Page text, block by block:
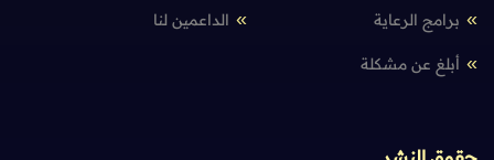
برامج الرعاية الداعمين لنا
أبلغ عن مشكلة